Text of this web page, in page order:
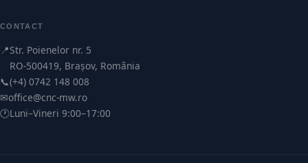
CONTACT
📍Str. Poienelor nr. 5
RO-500419, Brașov, România
📞(+4) 0742 148 008
✉office@cnc-mw.ro
🕐Luni–Vineri 9:00–17:00